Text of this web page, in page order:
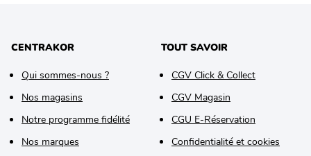
CENTRAKOR
Qui sommes-nous ?
Nos magasins
Notre programme fidélité
Nos marques
TOUT SAVOIR
CGV Click & Collect
CGV Magasin
CGU E-Réservation
Confidentialité et cookies